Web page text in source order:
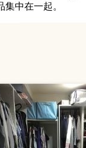
中在一起。